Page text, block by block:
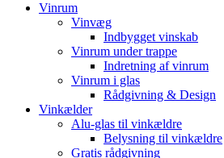
Vinrum
Vinvæg
Indbygget vinskab
Vinrum under trappe
Indretning af vinrum
Vinrum i glas
Rådgivning & Design
Vinkælder
Alu-glas til vinkældre
Belysning til vinkældre
Gratis rådgivning